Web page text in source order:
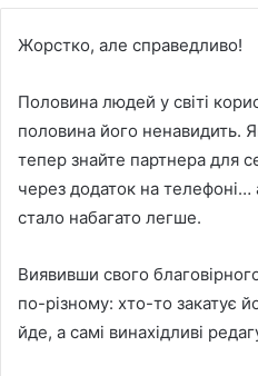
Жорстко, але справедливо!
Половина людей у світі
половина його ненавидить.
тепер знайте партнера для
через додаток на телефоні…
стало набагато легше.
Виявивши свого
по-різному: хто-то закатує
йде, а самі винахідливі